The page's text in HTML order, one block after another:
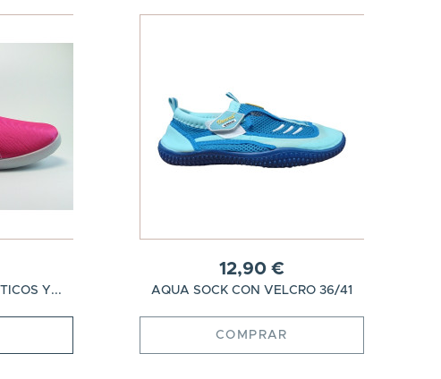
Y...
12,90 €
AQUA SOCK CON VELCRO 36/41
COMPRAR